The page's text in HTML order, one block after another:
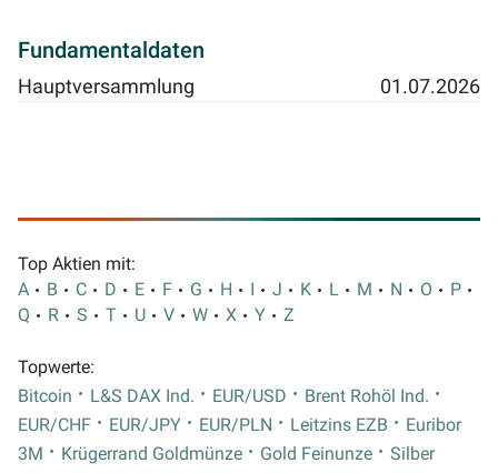
Fundamentaldaten
Hauptversammlung 01.07.2026
Top Aktien mit:
A
B C D E F G H I J K L M N O
P
Q
R S T U V W X Y Z
Topwerte:
Bitcoin
L&S DAX Ind. EUR/USD
Brent Rohöl Ind.
EUR/CHF
EUR/JPY EUR/PLN Leitzins EZB
Euribor
3M
Krügerrand Goldmünze Gold Feinunze
Silber